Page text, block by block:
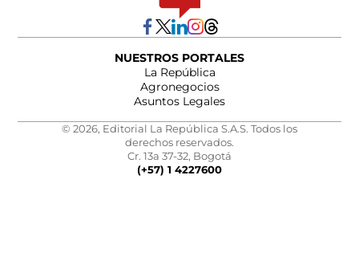
NUESTROS PORTALES
La República
Agronegocios
Asuntos Legales
© 2026, Editorial La República S.A.S. Todos los
derechos reservados.
Cr. 13a 37-32, Bogotá
(+57) 1 4227600